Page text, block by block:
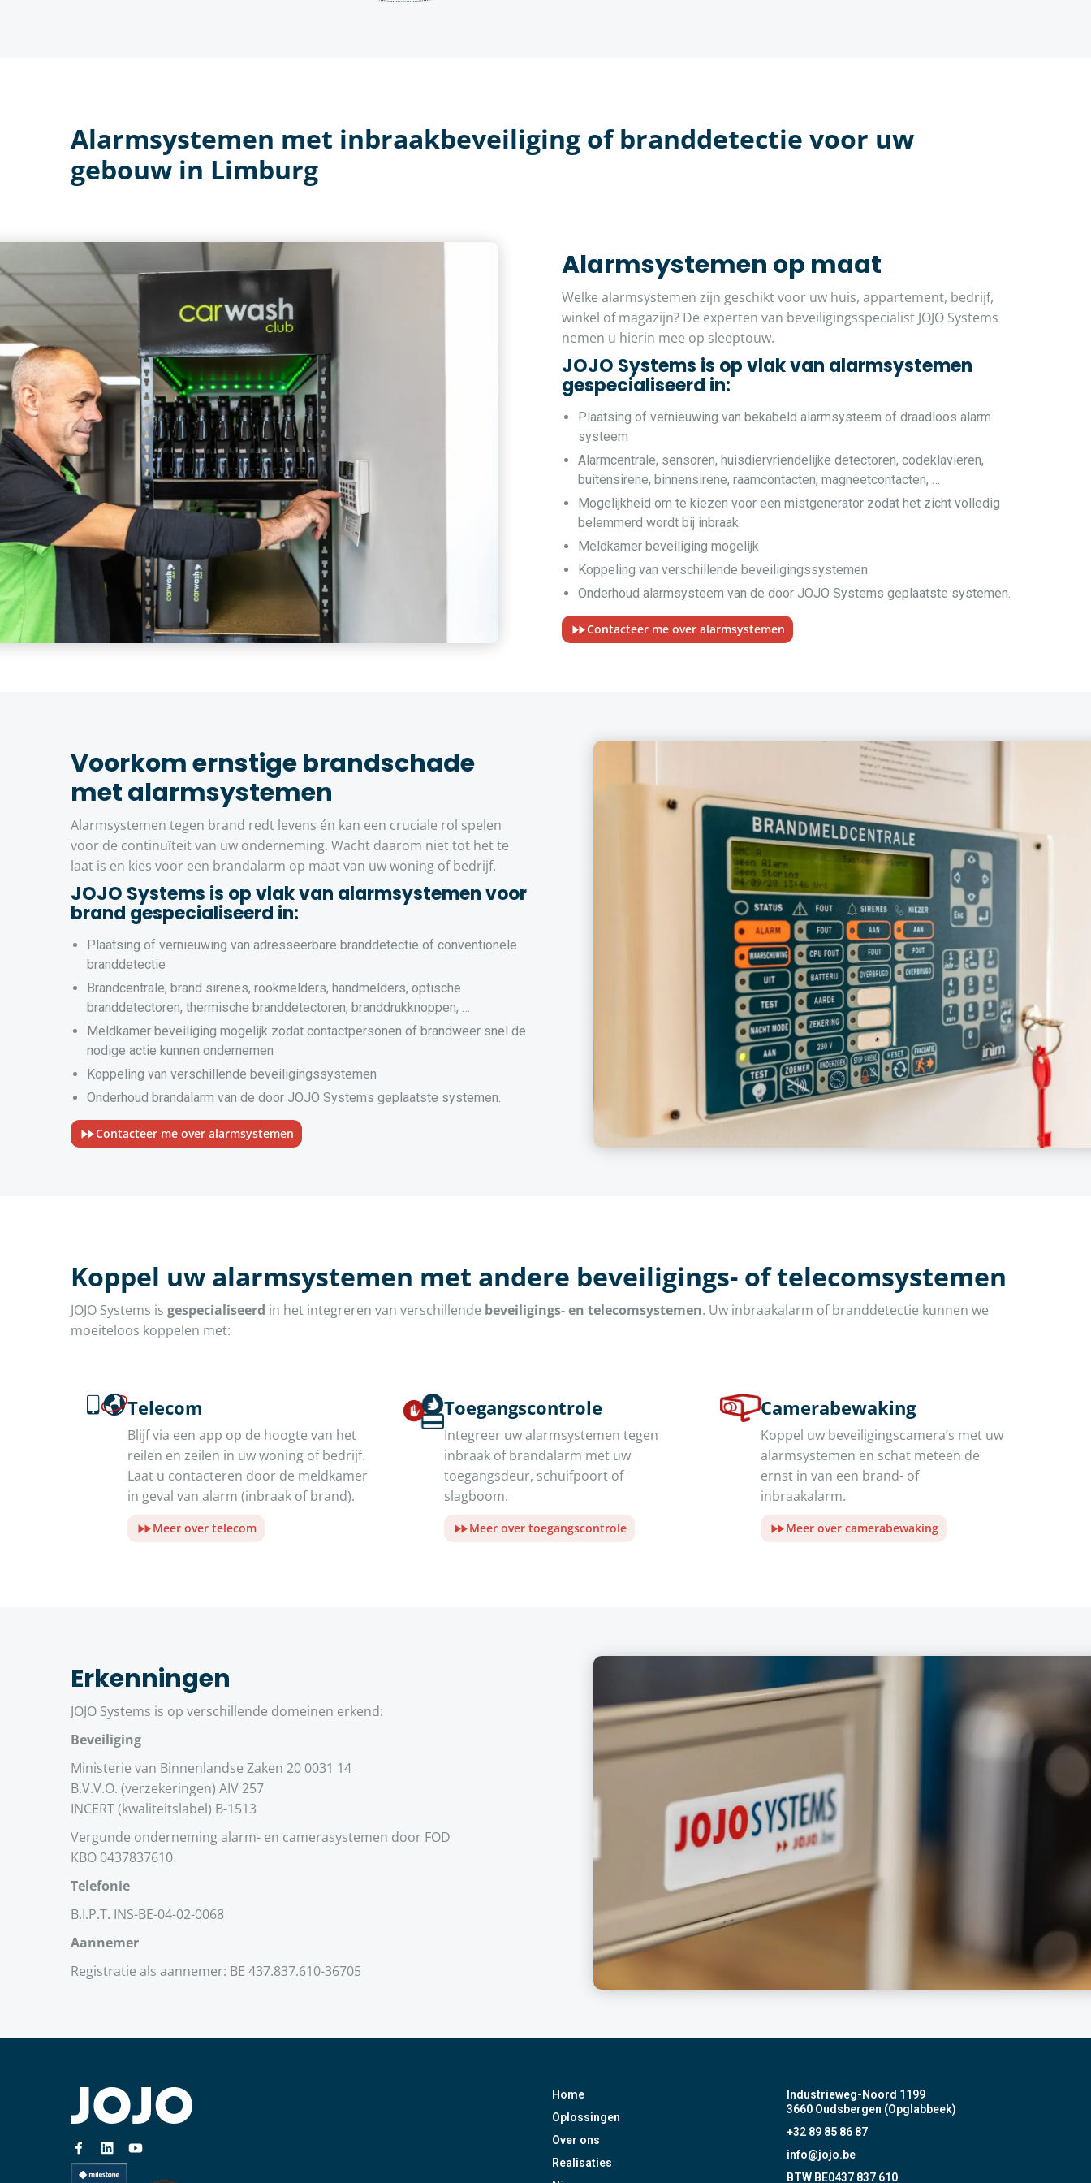
Alarmsystemen met inbraakbeveiliging of branddetectie voor uw
gebouw in Limburg
Alarmsystemen op maat
Welke alarmsystemen zijn geschikt voor uw huis, appartement, bedrijf,
winkel of magazijn? De experten van beveiligingsspecialist JOJO Systems
nemen u hierin mee op sleeptouw.
JOJO Systems is op vlak van alarmsystemen
gespecialiseerd in:
Plaatsing of vernieuwing van bekabeld alarmsysteem of draadloos alarm
systeem
Alarmcentrale, sensoren, huisdiervriendelijke detectoren, codeklavieren,
buitensirene, binnensirene, raamcontacten, magneetcontacten, …
Mogelijkheid om te kiezen voor een mistgenerator zodat het zicht volledig
belemmerd wordt bij inbraak.
Meldkamer beveiliging mogelijk
Koppeling van verschillende beveiligingssystemen
Onderhoud alarmsysteem van de door JOJO Systems geplaatste systemen.
Contacteer me over alarmsystemen
Voorkom ernstige brandschade
met alarmsystemen
Alarmsystemen tegen brand redt levens én kan een cruciale rol spelen
voor de continuïteit van uw onderneming. Wacht daarom niet tot het te
laat is en kies voor een brandalarm op maat van uw woning of bedrijf.
JOJO Systems is op vlak van alarmsystemen voor
brand gespecialiseerd in:
Plaatsing of vernieuwing van adresseerbare branddetectie of conventionele
branddetectie
Brandcentrale, brand sirenes, rookmelders, handmelders, optische
branddetectoren, thermische branddetectoren, branddrukknoppen, …
Meldkamer beveiliging mogelijk zodat contactpersonen of brandweer snel de
nodige actie kunnen ondernemen
Koppeling van verschillende beveiligingssystemen
Onderhoud brandalarm van de door JOJO Systems geplaatste systemen.
Contacteer me over alarmsystemen
Koppel uw alarmsystemen met andere beveiligings- of telecomsystemen
JOJO Systems is gespecialiseerd in het integreren van verschillende beveiligings- en telecomsystemen. Uw inbraakalarm of branddetectie kunnen we
moeiteloos koppelen met:
Telecom
Blijf via een app op de hoogte van het
reilen en zeilen in uw woning of bedrijf.
Laat u contacteren door de meldkamer
in geval van alarm (inbraak of brand).
Meer over telecom
Toegangscontrole
Integreer uw alarmsystemen tegen
inbraak of brandalarm met uw
toegangsdeur, schuifpoort of
slagboom.
Meer over toegangscontrole
Camerabewaking
Koppel uw beveiligingscamera’s met uw
alarmsystemen en schat meteen de
ernst in van een brand- of
inbraakalarm.
Meer over camerabewaking
Erkenningen
JOJO Systems is op verschillende domeinen erkend:
Beveiliging
Ministerie van Binnenlandse Zaken 20 0031 14
B.V.V.O. (verzekeringen) AIV 257
INCERT (kwaliteitslabel) B-1513
Vergunde onderneming alarm- en camerasystemen door FOD
KBO 0437837610
Telefonie
B.I.P.T. INS-BE-04-02-0068
Aannemer
Registratie als aannemer: BE 437.837.610-36705
Home
Oplossingen
Over ons
Realisaties
Industrieweg-Noord 1199
3660 Oudsbergen (Opglabbeek)
+32 89 85 86 87
info@jojo.be
BTW BE0437 837 610